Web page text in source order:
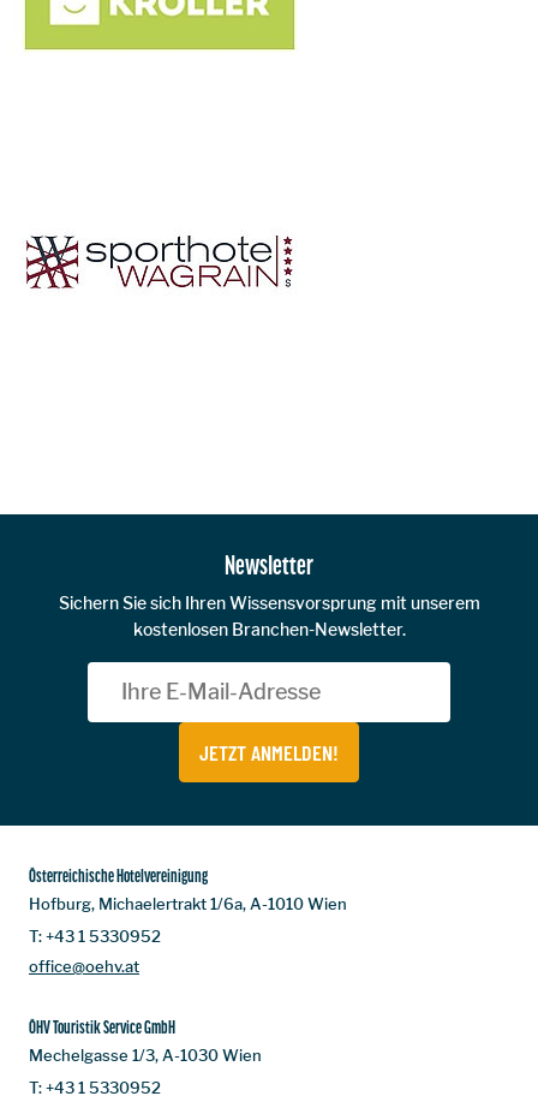
Newsletter
Sichern Sie sich Ihren Wissensvorsprung mit unserem
kostenlosen Branchen-Newsletter.
JETZT ANMELDEN!
Österreichische Hotelvereinigung
Hofburg, Michaelertrakt 1/6a, A-1010 Wien
T:+43 1 5330952
office@oehv.at
ÖHV Touristik Service GmbH
Mechelgasse 1/3, A-1030 Wien
T:+43 1 5330952